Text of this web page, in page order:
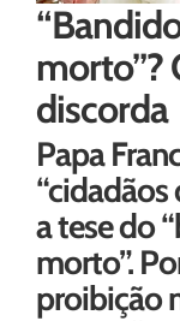
morto”?
discorda
Papa
a tese do
morto”.
proibição